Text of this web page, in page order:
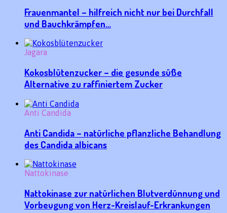
Frauenmantel – hilfreich nicht nur bei Durchfall
und Bauchkrämpfen…
Jagara
Kokosblütenzucker – die gesunde süße
Alternative zu raffiniertem Zucker
Anti Candida
Anti Candida – natürliche pflanzliche Behandlung
des Candida albicans
Nattokinase
Nattokinase zur natürlichen Blutverdünnung und
Vorbeugung von Herz-Kreislauf-Erkrankungen